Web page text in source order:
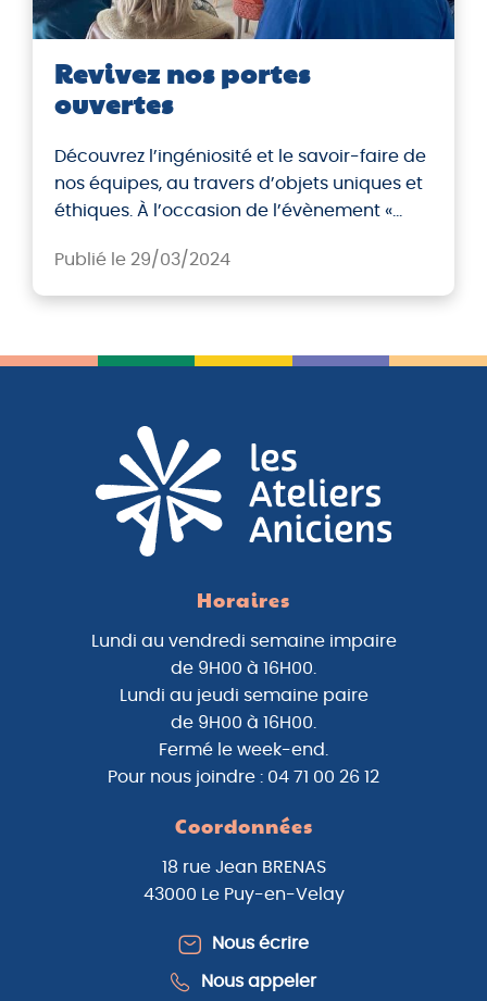
Revivez nos portes
ouvertes
Découvrez l’ingéniosité et le savoir-faire de
nos équipes, au travers d’objets uniques et
éthiques. À l’occasion de l’évènement «
25 au 29 mars 2024 sur l’ensemble des
territoires expérimentaux, les Entreprises à
Publié le 29/03/2024
Horaires
Lundi au vendredi semaine impaire
de 9H00 à 16H00.
Lundi au jeudi semaine paire
de 9H00 à 16H00.
Fermé le week-end.
Pour nous joindre : 04 71 00 26 12
Coordonnées
18 rue Jean BRENAS
43000 Le Puy-en-Velay
Nous écrire
Nous appeler